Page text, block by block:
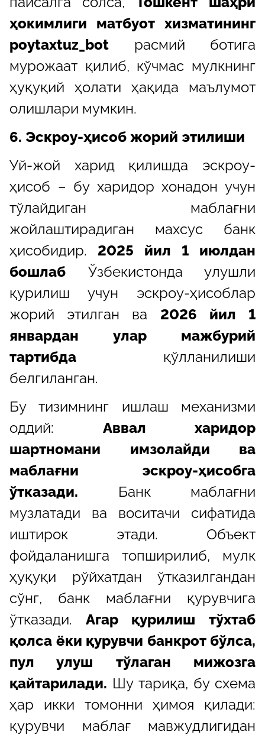
ҳокимлиги матбуот хизматининг
poytaxtuz_bot расмий ботига
мурожаат қилиб, кўчмас мулкнинг
ҳуқуқий ҳолати ҳақида маълумот
олишлари мумкин.
6. Эскроу-ҳисоб жорий этилиши
Уй-жой харид қилишда эскроу-
ҳисоб – бу харидор хонадон учун
тўлайдиган маблағни
жойлаштирадиган махсус банк
ҳисобидир. 2025 йил 1 июлдан
бошлаб Ўзбекистонда улушли
қурилиш учун эскроу-ҳисоблар
жорий этилган ва 2026 йил 1
январдан улар мажбурий
тартибда қўлланилиши
белгиланган.
Бу тизимнинг ишлаш механизми
оддий: Аввал харидор
шартномани имзолайди ва
маблағни эскроу-ҳисобга
ўтказади. Банк маблағни
музлатади ва воситачи сифатида
иштирок этади. Объект
фойдаланишга топширилиб, мулк
ҳуқуқи рўйхатдан ўтказилгандан
сўнг, банк маблағни қурувчига
ўтказади. Агар қурилиш тўхтаб
қолса ёки қурувчи банкрот бўлса,
пул улуш тўлаган мижозга
қайтарилади. Шу тариқа, бу схема
ҳар икки томонни ҳимоя қилади:
қурувчи маблағ мавжудлигидан